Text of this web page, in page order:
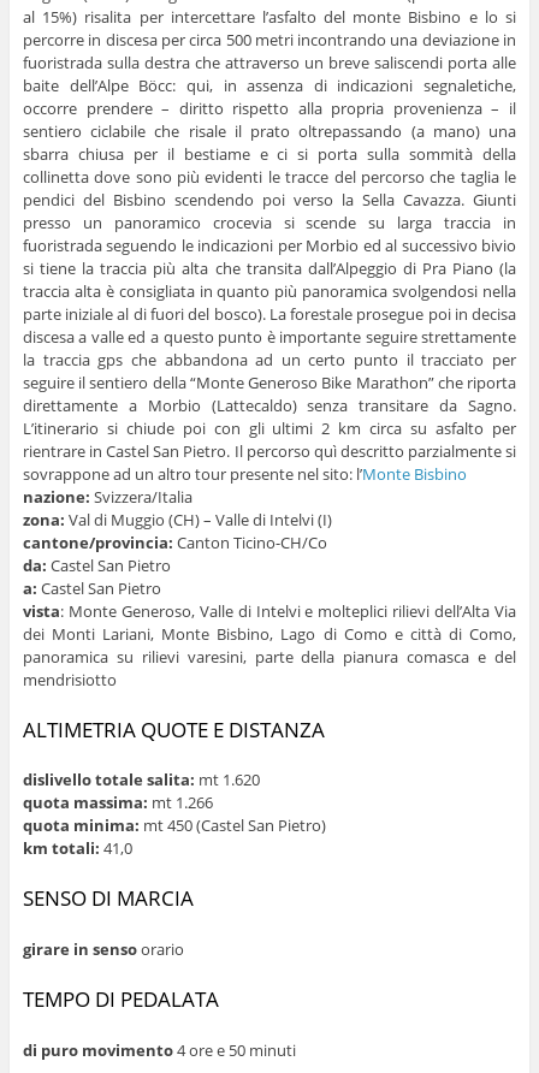
al 15%) risalita per intercettare l’asfalto del monte Bisbino e lo si
percorre in discesa per circa 500 metri incontrando una deviazione in
fuoristrada sulla destra che attraverso un breve saliscendi porta alle
baite dell’Alpe Böcc: qui, in assenza di indicazioni segnaletiche,
occorre prendere – diritto rispetto alla propria provenienza – il
sentiero ciclabile che risale il prato oltrepassando (a mano) una
sbarra chiusa per il bestiame e ci si porta sulla sommità della
collinetta dove sono più evidenti le tracce del percorso che taglia le
pendici del Bisbino scendendo poi verso la Sella Cavazza. Giunti
presso un panoramico crocevia si scende su larga traccia in
fuoristrada seguendo le indicazioni per Morbio ed al successivo bivio
si tiene la traccia più alta che transita dall’Alpeggio di Pra Piano (la
traccia alta è consigliata in quanto più panoramica svolgendosi nella
parte iniziale al di fuori del bosco). La forestale prosegue poi in decisa
discesa a valle ed a questo punto è importante seguire strettamente
la traccia gps che abbandona ad un certo punto il tracciato per
seguire il sentiero della “Monte Generoso Bike Marathon” che riporta
direttamente a Morbio (Lattecaldo) senza transitare da Sagno.
L’itinerario si chiude poi con gli ultimi 2 km circa su asfalto per
rientrare in Castel San Pietro. Il percorso quì descritto parzialmente si
sovrappone ad un altro tour presente nel sito: l’Monte Bisbino
nazione: Svizzera/Italia
zona: Val di Muggio (CH) – Valle di Intelvi (I)
cantone/provincia: Canton Ticino-CH/Co
da: Castel San Pietro
a: Castel San Pietro
vista: Monte Generoso, Valle di Intelvi e molteplici rilievi dell’Alta Via
dei Monti Lariani, Monte Bisbino, Lago di Como e città di Como,
panoramica su rilievi varesini, parte della pianura comasca e del
mendrisiotto
ALTIMETRIA QUOTE E DISTANZA
dislivello totale salita: mt 1.620
quota massima: mt 1.266
quota minima: mt 450 (Castel San Pietro)
km totali: 41,0
SENSO DI MARCIA
girare in sensoorario
TEMPO DI PEDALATA
di puro movimento4 ore e 50 minuti